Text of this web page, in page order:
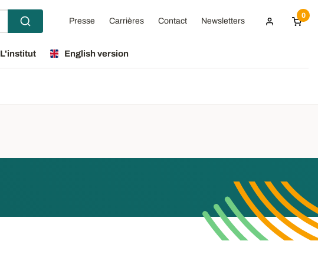
Presse Carrières Contact Newsletters
0
L'institut English version